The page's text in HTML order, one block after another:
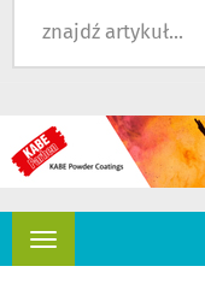
Rozwiń